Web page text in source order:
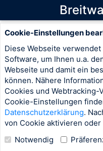
Cookie-Einstellungen
Diese Webseite
Software, um Ihnen u.a.
Webseite und damit ein
können. Nähere
Cookies und
Cookie-Einstellungen
Datenschutzerklärung.
von Cookie aktivieren
Notwendig